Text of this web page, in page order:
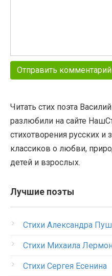
Читать стих поэта
разлюбили на сайте
стихотворения русских и
классиков о любви,
детей и взрослых.
Лучшие поэты
Стихи Александра
Стихи Михаила
Стихи Сергея Есенина